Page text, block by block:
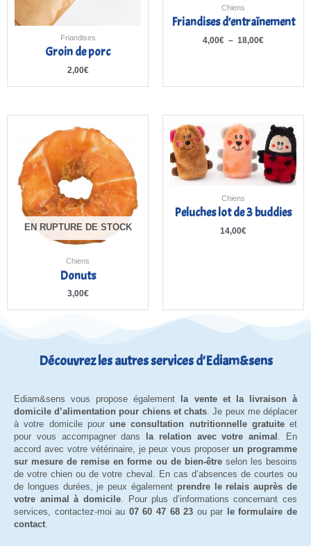
Friandises
Groin de porc
2,00€
Chiens
Friandises d’entraînement
4,00€ – 18,00€
EN RUPTURE DE STOCK
Chiens
Donuts
3,00€
Chiens
Peluches lot de 3 buddies
14,00€
Découvrez les autres services d'Ediam&sens
Ediam&sens vous propose également la vente et la livraison à
domicile d’alimentation pour chiens et chats . Je peux me déplacer
à votre domicile pour une consultation nutritionnelle gratuiteet
pour vous accompagner dans la relation avec votre animal . En
accord avec votre vétérinaire, je peux vous proposerun programme
sur mesure de remise en forme ou de bien-êtreselon les besoins
de votre chien ou de votre cheval. En cas d’absences de courtes ou
de longues durées, je peux également prendre le relais auprès de
votre animal à domicile. Pour plus d’informations concernant ces
services, contactez-moi au 07 60 47 68 23 ou par le formulaire de
contact